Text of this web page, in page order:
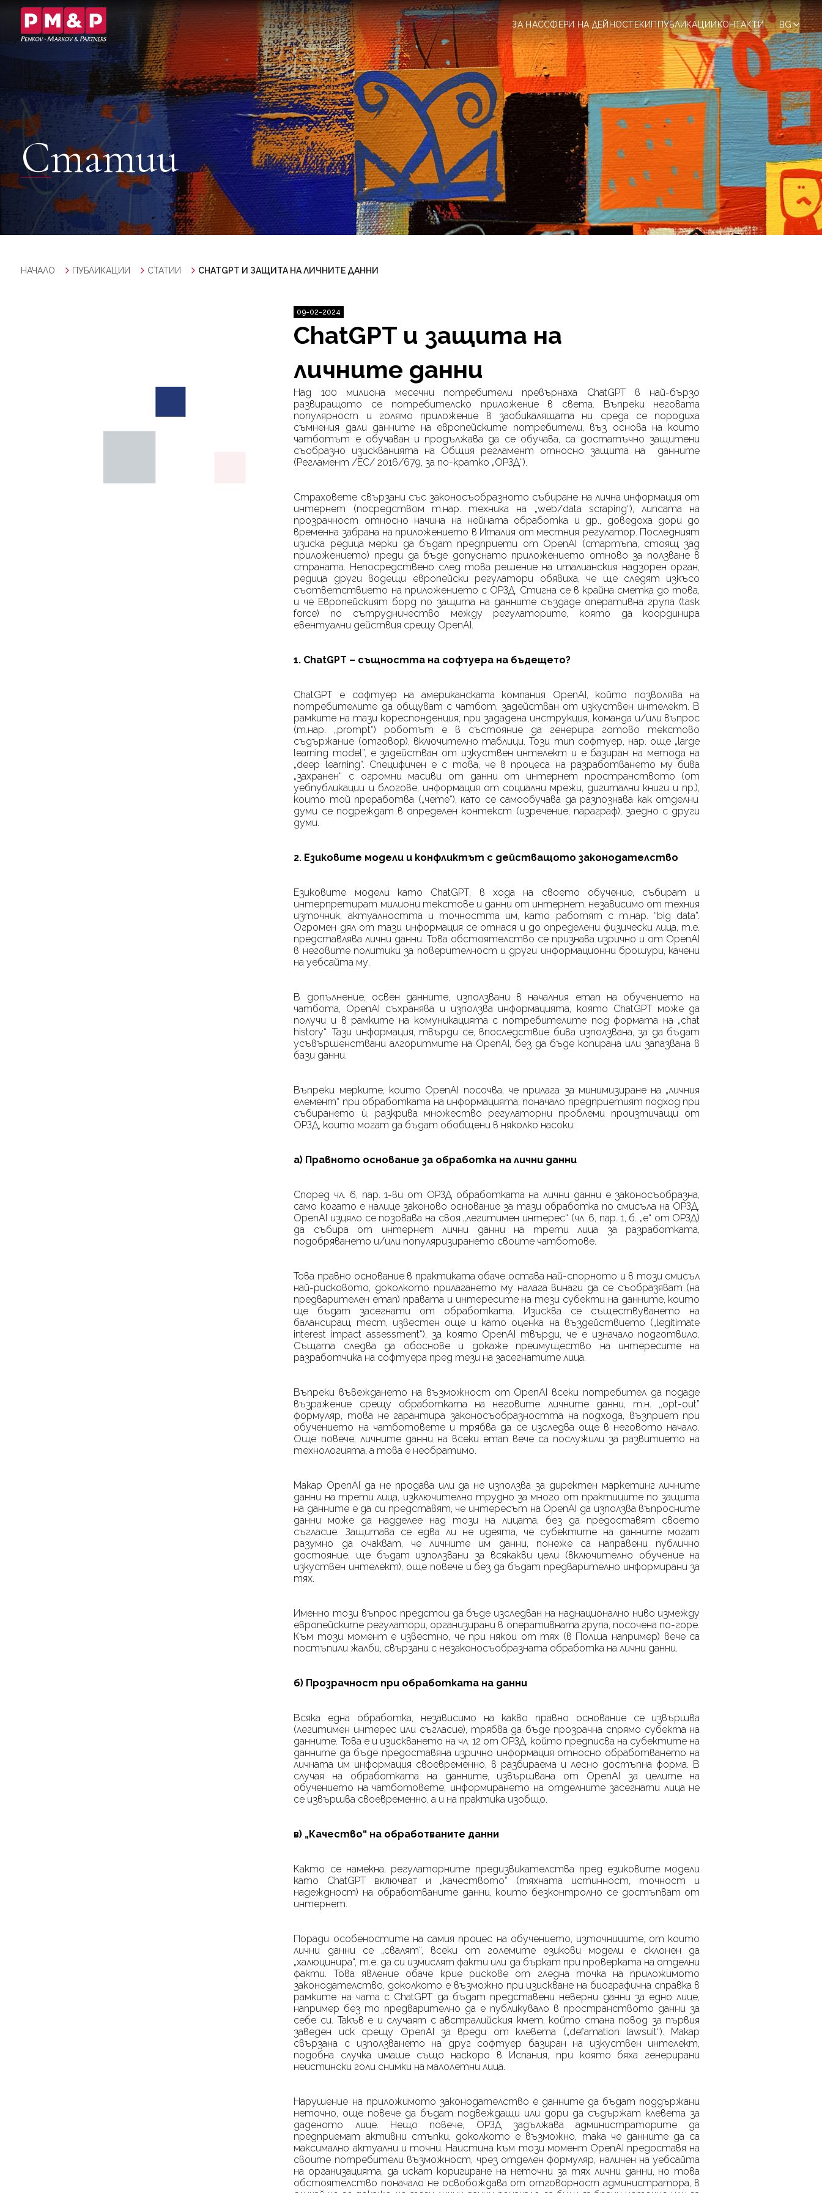
ЗА НАССФЕРИ НА ДЕЙНОСТЕКИППУБЛИКАЦИИКОНТАКТИ BG
Статии
НАЧАЛО ПУБЛИКАЦИИ СТАТИИ CHATGPT И ЗАЩИТА НА ЛИЧНИТЕ ДАННИ
09-02-2024
ChatGPT и защита на
личните данни
Над 100 милиона месечни потребители превърнаха ChatGPTв най-бързо
развиращото се потребителско приложение в света. Въпреки неговата
популярност и голямо приложение в заобикалящата ни среда се породиха
съмнения дали данните на европейските потребители, въз основа на които
чатботът е обучаван и продължава да се обучава, са достатъчно защитени
съобразно изискванията на Общия регламент относно защита на данните
(Регламент /ЕС/ 2016/679, за по-кратко „ОРЗД“).
Страховете свързани със законосъобразното събиране на лична информация от
интернет (посредством т.нар. техника на „web/data scraping“), липсата на
прозрачност относно начина на нейната обработка и др., доведоха дори до
временна забрана на приложението в Италия от местния регулатор. Последният
изиска редица мерки да бъдат предприети от OpenAI (стартъпа, стоящ зад
приложението) преди да бъде допуснато приложението отново за ползване в
страната. Непосредствено след това решение на италианския надзорен орган,
редица други водещи европейски регулатори обявиха, че ще следят изкъсо
съответствието на приложението с ОРЗД. Стигна се в крайна сметка до това,
и че Европейският борд по защита на данните създаде оперативна група (task
force) по сътрудничество между регулаторите, която да координира
евентуални действия срещу OpenAI.
1. ChatGPT – същността на софтуера на бъдещето?
ChatGPT
е софтуер на американската компания OpenAI, който позволява на
потребителите да общуват с чатбот, задействан от изкуствен интелект. В
рамките на тази кореспонденция, при зададена инструкция, команда и/или въпрос
(т.нар. „prompt“) роботът е в състояние да генерира готово текстово
съдържание (отговор), включително таблици. Този тип софтуер, нар. още „large
learning model”, е задействан от изкуствен интелект и е базиран на метода на
„deep learning“. Специфичен е с това, че в процеса на разработването му бива
„захранен“ с огромни масиви от данни от интернет пространството (от
уебпубликации и блогове, информация от социални мрежи, дигитални книги и пр.),
които той преработва („чете“), като се самообучава да разпознава как отделни
думи се подреждат в определен контекст (изречение, параграф), заедно с други
думи.
2. Езиковите модели и конфликтът с действащото законодателство
Езиковите модели като ChatGPT, в хода на своето обучение, събират и
интерпретират милиони текстове и данни от интернет, независимо от техния
източник, актуалността и точността им, като работят с т.нар. “big data”.
Огромен дял от тази информация се отнася и до определени физически лица, т.е.
представлява лични данни. Това обстоятелство се признава изрично и от OpenAI
в неговите политики за поверителност и други информационни брошури, качени
на уебсайта му.
В допълнение, освен данните, използвани в началния етап на обучението на
чатбота, OpenAI съхранява и използва информацията, която ChatGPTможе да
получи и в рамките на комуникацията с потребителите под формата на „chat
history“. Тази информация, твърди се, впоследствие бива използвана, за да бъдат
усъвършенствани алгоритмите на OpenAI, без да бъде копирана или запазвана в
бази данни.
Въпреки мерките, които OpenAI посочва, че прилага за минимизиране на „личния
елемент“ при обработката на информацията, поначало предприетият подход при
събирането ѝ, разкрива множество регулаторни проблеми произтичащи от
ОРЗД, които могат да бъдат обобщени в няколко насоки:
а) Правното основание за обработка на лични данни
Според чл. 6, пар. 1-ви от ОРЗД обработката на лични данни е законосъобразна,
само когато е налице законово основание за тази обработка по смисъла на ОРЗД.
OpenAI изцяло се позовава на своя „легитимен интерес“ (чл. 6, пар. 1, б. „е“ от ОРЗД)
да събира от интернет лични данни на трети лица за разработката,
подобряването и/или популяризирането своите чатботове.
Това правно основание в практиката обаче остава най-спорното и в този смисъл
най-рисковото, доколкото прилагането му налага винаги да се съобразяват (на
предварителен етап) правата и интересите на тези субекти на данните, които
ще бъдат засегнати от обработката. Изисква се съществуването на
балансиращ тест, известен още и като оценка на въздействието („legitimate
interest impact assessment“), за която OpenAI твърди, че е изначало подготвило.
Същата следва да обоснове и докаже преимущество на интересите на
разработчика на софтуера пред тези на засегнатите лица.
Въпреки въвеждането на възможност от OpenAI всеки потребител да подаде
възражение срещу обработката на неговите личните данни, т.н. ,,opt-out”
формуляр, това не гарантира законосъобразността на подхода, възприет при
обучението на чатботовете и трябва да се изследва още в неговото начало.
Още повече, личните данни на всеки етап вече са послужили за развитието на
технологията, а това е необратимо.
Макар OpenAI да не продава или да не използва за директен маркетингличните
данни на трети лица, изключително трудно за много от практиците по защита
на данните е да си представят, че интересът на OpenAI да използва въпросните
данни може да надделее над този на лицата, без да предоставят своето
съгласие. Защитава се едва ли не идеята, че субектите на данните могат
разумно да очакват, че личните им данни, понеже са направени публично
достояние, ще бъдат използвани за всякакви цели (включително обучение на
изкуствен интелект), още повече и без да бъдат предварително информирани за
тях.
Именно този въпрос предстои да бъде изследван на наднационално ниво измежду
европейските регулатори, организирани в оперативната група, посочена по-горе.
Към този момент е известно, че при някои от тях (в Полша например) вече са
постъпили жалби, свързани с незаконосъобразната обработка на лични данни.
б) Прозрачност при обработката на данни
Всяка една обработка, независимо на какво правно основание се извършва
(легитимен интерес или съгласие), трябва да бъде прозрачна спрямо субекта на
данните. Това е и изискването на чл. 12 от ОРЗД, който предписва на субектите на
данните да бъде предоставяна изрично информация относно обработването на
личната им информация своевременно, в разбираема и лесно достъпна форма. В
случая на обработката на данните, извършвана от OpenAI за целите на
обучението на чатботовете, информирането на отделните засегнати лица не
се извършва своевременно, а и на практика изобщо.
в) „Качество“ на обработваните данни
Както се намекна, регулаторните предизвикателства пред езиковите модели
като ChatGPT включват и „качеството“ (тяхната истинност, точност и
надеждност) на обработваните данни, които безконтролно се достъпват от
интернет.
Поради особеностите на самия процес на обучението, източниците, от които
лични данни се „свалят“, всеки от големите езикови модели е склонен да
„халюцинира“, т.е. да си измислят факти или да бъркат при проверката на отделни
факти. Това явление обаче крие рискове от гледна точка на приложимото
законодателство, доколкото е възможно при изискване на биографична справка в
рамките на чата с ChatGPT да бъдат представени неверни данни за едно лице,
например без то предварително да е публикувало в пространството данни за
себе си. Такъв е и случаят с австралийския кмет, който стана повод за първия
заведен иск срещу OpenAI за вреди от клевета („defamation lawsuit“). Макар
свързана с използването на друг софтуер базиран на изкуствен интелект,
подобна случка имаше също наскоро в Испания, при която бяха генерирани
неистински голи снимки на малолетни лица.
Нарушение на приложимото законодателство е данните да бъдат поддържани
неточно, още повече да бъдат подвеждащи или дори да съдържат клевета за
даденото лице. Нещо повече, ОРЗД задължава администраторите да
предприемат активни стъпки, доколкото е възможно, така че данните да са
максимално актуални и точни. Наистина към този момент OpenAI предоставя на
своите потребители възможност, чрез отделен формуляр, наличен на уебсайта
на организацията, да искат коригиране на неточни за тях лични данни, но това
обстоятелство поначало не освобождава от отговорност администратора, в